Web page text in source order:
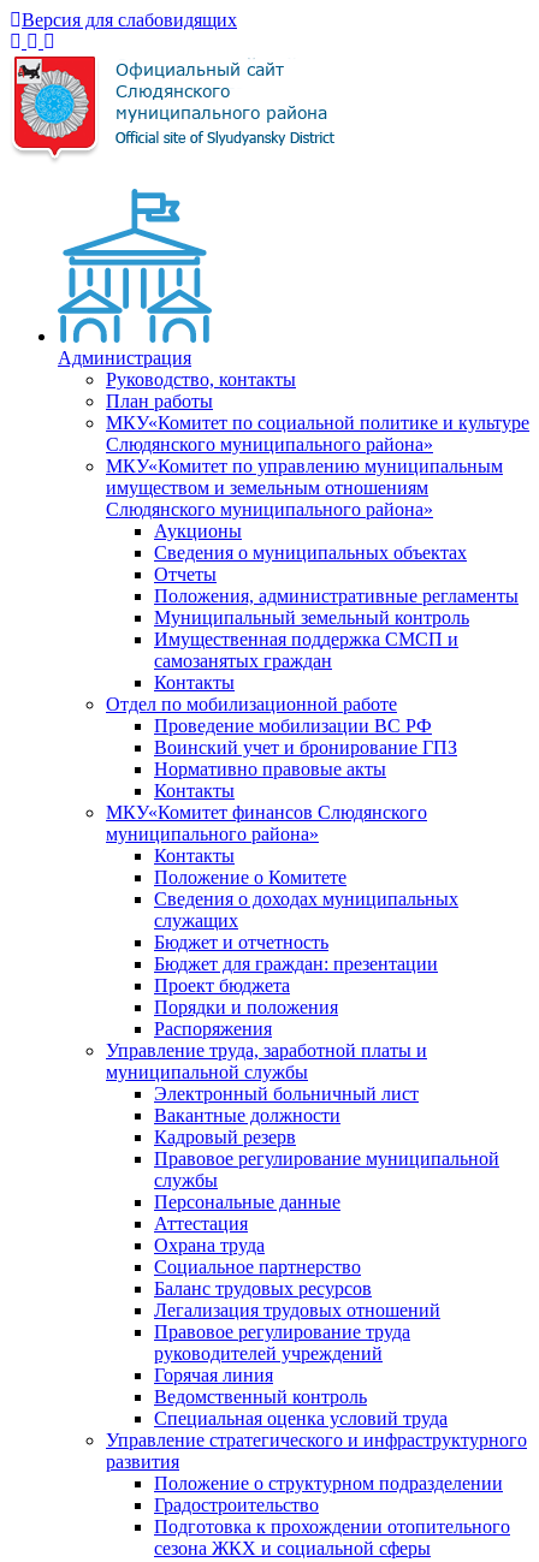
Версия для слабовидящих
Администрация
Руководство, контакты
План работы
МКУ«Комитет по социальной политике и культуре
Слюдянского муниципального района»
МКУ«Комитет по управлению муниципальным
имуществом и земельным отношениям
Слюдянского муниципального района»
Аукционы
Сведения о муниципальных объектах
Отчеты
Положения, административные регламенты
Муниципальный земельный контроль
Имущественная поддержка СМСП и
самозанятых граждан
Контакты
Отдел по мобилизационной работе
Проведение мобилизации ВС РФ
Воинский учет и бронирование ГПЗ
Нормативно правовые акты
Контакты
МКУ«Комитет финансов Слюдянского
муниципального района»
Контакты
Положение о Комитете
Сведения о доходах муниципальных
служащих
Бюджет и отчетность
Бюджет для граждан: презентации
Проект бюджета
Порядки и положения
Распоряжения
Управление труда, заработной платы и
муниципальной службы
Электронный больничный лист
Вакантные должности
Кадровый резерв
Правовое регулирование муниципальной
службы
Персональные данные
Аттестация
Охрана труда
Социальное партнерство
Баланс трудовых ресурсов
Легализация трудовых отношений
Правовое регулирование труда
руководителей учреждений
Горячая линия
Ведомственный контроль
Специальная оценка условий труда
Управление стратегического и инфраструктурного
развития
Положение о структурном подразделении
Градостроительство
Подготовка к прохождении отопительного
сезона ЖКХ и социальной сферы